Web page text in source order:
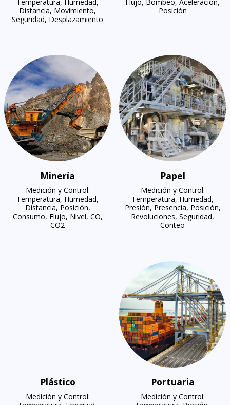
Distancia, Movimiento,
Seguridad, Desplazamiento
Posición
Minería
Medición y Control:
Temperatura, Humedad,
Distancia, Posición,
Consumo, Flujo, Nivel, CO,
CO2
Papel
Medición y Control:
Temperatura, Humedad,
Presión, Presencia, Posición,
Revoluciones, Seguridad,
Conteo
Plástico
Medición y Control:
Portuaria
Medición y Control: